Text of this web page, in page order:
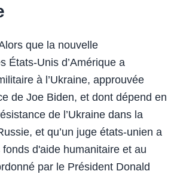
que la nouvelle
États-Unis d’Amérique a
à l’Ukraine, approuvée
de Joe Biden, et dont dépend en
de l’Ukraine dans la
et qu’un juge états-unien a
d'aide humanitaire et au
par le Président Donald